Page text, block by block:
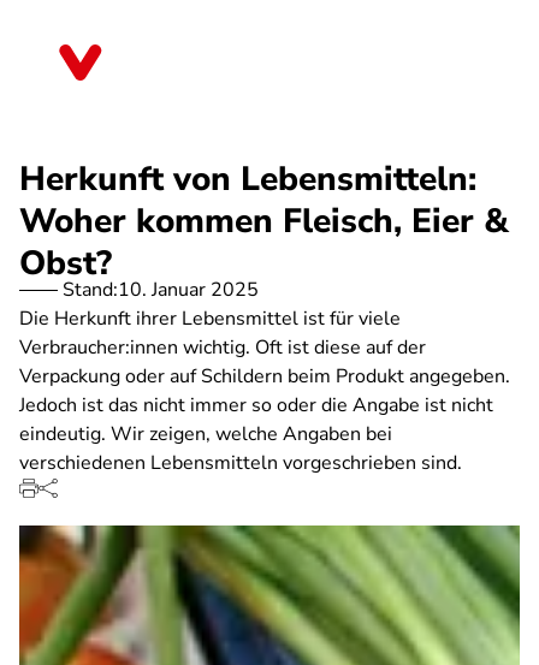
Herkunft von Lebensmitteln:
Woher kommen Fleisch, Eier &
Obst?
Stand:10. Januar 2025
Die Herkunft ihrer Lebensmittel ist für viele
Verbraucher:innen wichtig. Oft ist diese auf der
Verpackung oder auf Schildern beim Produkt angegeben.
Jedoch ist das nicht immer so oder die Angabe ist nicht
eindeutig. Wir zeigen, welche Angaben bei
verschiedenen Lebensmitteln vorgeschrieben sind.